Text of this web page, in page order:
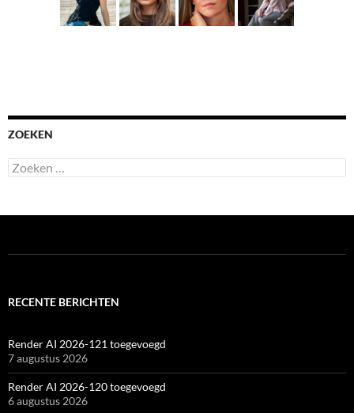
ZOEKEN
Zoeken
naar:
RECENTE BERICHTEN
Render AI 2026-121 toegevoegd
7 augustus 2026
Render AI 2026-120 toegevoegd
6 augustus 2026